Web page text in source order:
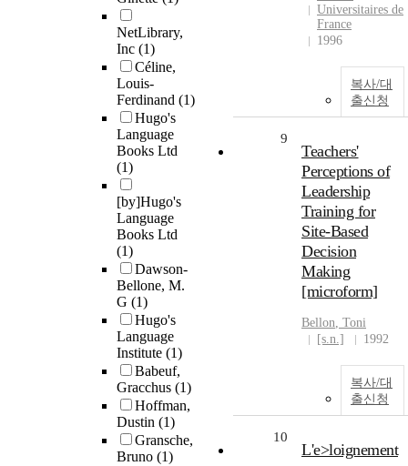
NetLibrary,
Inc (1)
Céline,
Louis-
Ferdinand (1)
Hugo's
Language
Books Ltd
(1)
[by]Hugo's
Language
Books Ltd
(1)
Dawson-
Bellone, M.
G (1)
Hugo's
Language
Institute (1)
Babeuf,
Gracchus (1)
Hoffman,
Dustin (1)
Gransche,
Bruno (1)
Universitaires de
France
1996
복사/대
출신청
9
Teachers'
Perceptions of
Leadership
Training for
Site-Based
Decision
Making
[microform]
Bellon, Toni
[s.n.]
1992
복사/대
출신청
10
L'e>loignement